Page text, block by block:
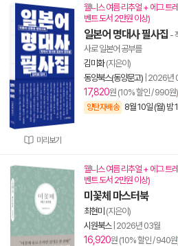
미리보기
웰니스 여름 리추얼 + 에그 트
벤트 도서 2만원 이상)
일본어 명대사 필사집 -
사로 일본어 공부를
김미화(지은이)
동양북스(동양문고) 2026년
17,820원 (10% 할인 / 990원)
양탄자배송 8월 10일 (월) 밤
웰니스 여름 리추얼 + 에그 트
벤트 도서 2만원 이상)
미꽃체 마스터북
최현미 (지은이)
시원북스| 2026년 03월
16,920원 (10% 할인 / 940